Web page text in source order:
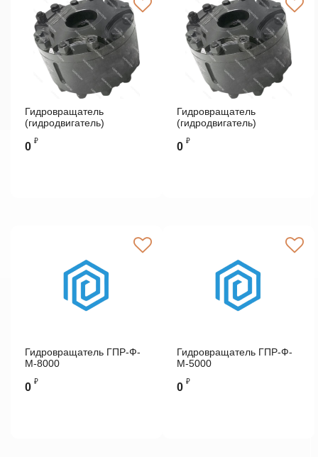
Гидровращатель
(гидродвигатель)
0 ₽
Гидровращатель
(гидродвигатель)
0 ₽
Гидровращатель ГПР-Ф-
М-8000
0 ₽
Гидровращатель ГПР-Ф-
М-5000
0 ₽